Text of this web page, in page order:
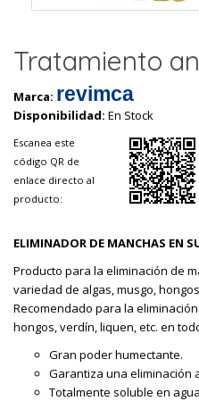
Tratamiento
Marca: revimca
Disponibilidad: En Stock
Escanea este
código QR de
enlace directo al
producto:
ELIMINADOR DE MANCHAS EN
Producto para la eliminación de
variedad de algas, musgo,
Recomendado para la
hongos, verdín, liquen, etc. en
Gran poder humectante.
Garantiza una eliminación
Totalmente soluble en